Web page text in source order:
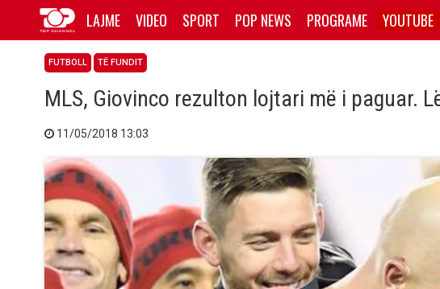
LAJME VIDEO SPORT POP NEWS PROGRAME YOUTUBE
FUTBOLL TË FUNDIT
MLS, Giovinco rezulton lojtari më i paguar.
11/05/2018 13:03